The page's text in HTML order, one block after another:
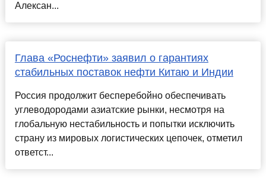
Алексан...
Глава «Роснефти» заявил о гарантиях
стабильных поставок нефти Китаю и Индии
Россия продолжит бесперебойно обеспечивать
углеводородами азиатские рынки, несмотря на
глобальную нестабильность и попытки исключить
страну из мировых логистических цепочек, отметил
ответст...